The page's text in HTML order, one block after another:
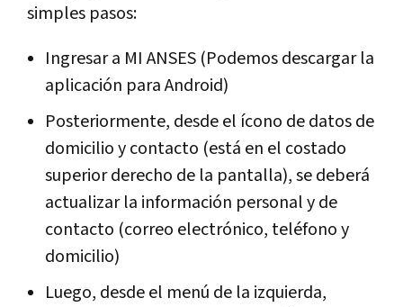
simples pasos:
Ingresar a MI ANSES (Podemos descargar la
aplicación para Android)
Posteriormente, desde el ícono de datos de
domicilio y contacto (está en el costado
superior derecho de la pantalla), se deberá
actualizar la información personal y de
contacto (correo electrónico, teléfono y
domicilio)
Luego, desde el menú de la izquierda,